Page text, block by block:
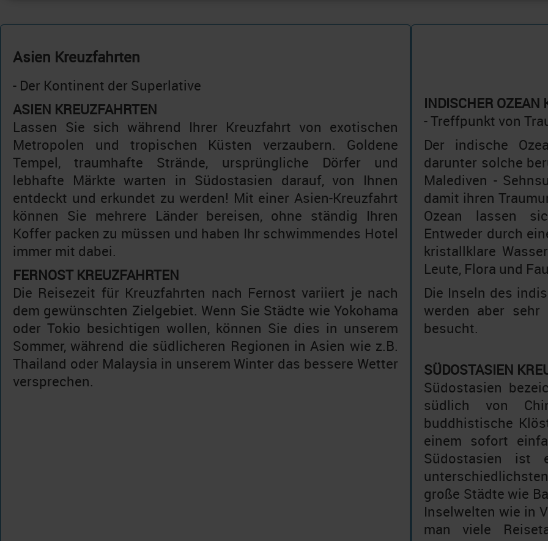
Asien Kreuzfahrten
- Der Kontinent der Superlative
ASIEN KREUZFAHRTEN
Lassen Sie sich während Ihrer Kreuzfahrt von exotischen
Metropolen und tropischen Küsten verzaubern. Goldene
Tempel, traumhafte Strände, ursprüngliche Dörfer und
lebhafte Märkte warten in Südostasien darauf, von Ihnen
entdeckt und erkundet zu werden! Mit einer Asien-Kreuzfahrt
können Sie mehrere Länder bereisen, ohne ständig Ihren
Koffer packen zu müssen und haben Ihr schwimmendes Hotel
immer mit dabei.
FERNOST KREUZFAHRTEN
Die Reisezeit für Kreuzfahrten nach Fernost variiert je nach
dem gewünschten Zielgebiet. Wenn Sie Städte wie Yokohama
oder Tokio besichtigen wollen, können Sie dies in unserem
Sommer, während die südlicheren Regionen in Asien wie z.B.
Thailand oder Malaysia in unserem Winter das bessere Wetter
versprechen.
INDISCHER OZEAN
- Treffpunkt von
Der indische
darunter solche
Malediven -
damit ihren
Ozean lassen
Entweder durch
kristallklare
Leute, Flora und
Die Inseln des
werden aber sehr
besucht.
SÜDOSTASIEN
Südostasien
südlich von
buddhistische
einem sofort
Südostasien ist
große Städte wie
Inselwelten wie in
man viele